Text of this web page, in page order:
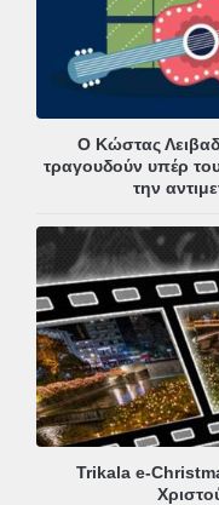
Ο Κώστας
τραγουδούν υπέρ
την
Trikala e-